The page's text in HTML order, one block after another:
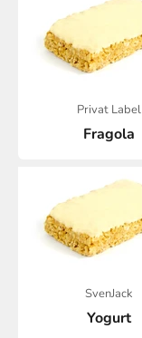
Privat Label
Fragola
SvenJack
Yogurt